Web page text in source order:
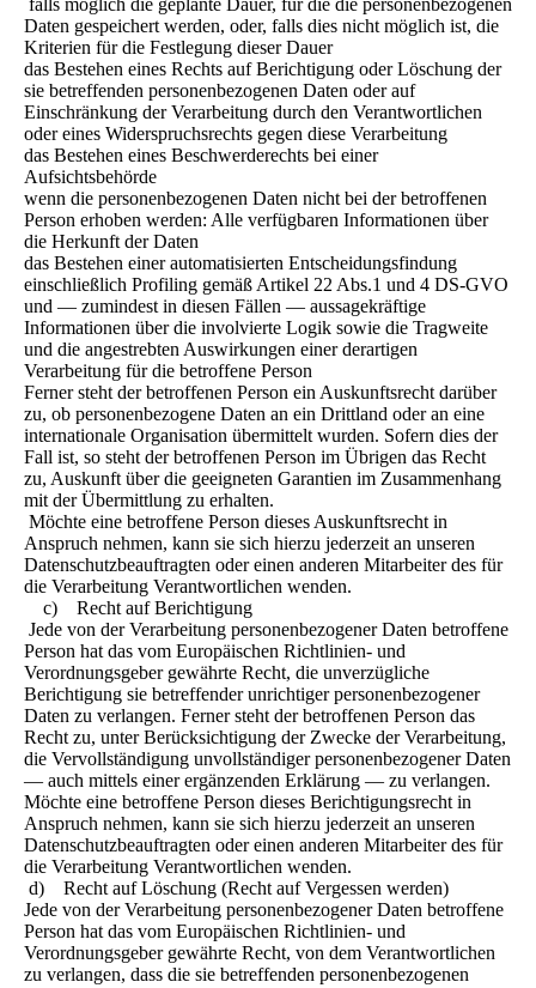
falls möglich die geplante Dauer, für die die personenbezogenen
Daten gespeichert werden, oder, falls dies nicht möglich ist, die
Kriterien für die Festlegung dieser Dauer
das Bestehen eines Rechts auf Berichtigung oder Löschung der
sie betreffenden personenbezogenen Daten oder auf
Einschränkung der Verarbeitung durch den Verantwortlichen
oder eines Widerspruchsrechts gegen diese Verarbeitung
das Bestehen eines Beschwerderechts bei einer
Aufsichtsbehörde
wenn die personenbezogenen Daten nicht bei der betroffenen
Person erhoben werden: Alle verfügbaren Informationen über
die Herkunft der Daten
das Bestehen einer automatisierten Entscheidungsfindung
einschließlich Profiling gemäß Artikel 22 Abs.1 und 4 DS-GVO
und — zumindest in diesen Fällen — aussagekräftige
Informationen über die involvierte Logik sowie die Tragweite
und die angestrebten Auswirkungen einer derartigen
Verarbeitung für die betroffene Person
Ferner steht der betroffenen Person ein Auskunftsrecht darüber
zu, ob personenbezogene Daten an ein Drittland oder an eine
internationale Organisation übermittelt wurden. Sofern dies der
Fall ist, so steht der betroffenen Person im Übrigen das Recht
zu, Auskunft über die geeigneten Garantien im Zusammenhang
mit der Übermittlung zu erhalten.
Möchte eine betroffene Person dieses Auskunftsrecht in
Anspruch nehmen, kann sie sich hierzu jederzeit an unseren
Datenschutzbeauftragten oder einen anderen Mitarbeiter des für
die Verarbeitung Verantwortlichen wenden.
c) Recht auf Berichtigung
Jede von der Verarbeitung personenbezogener Daten betroffene
Person hat das vom Europäischen Richtlinien- und
Verordnungsgeber gewährte Recht, die unverzügliche
Berichtigung sie betreffender unrichtiger personenbezogener
Daten zu verlangen. Ferner steht der betroffenen Person das
Recht zu, unter Berücksichtigung der Zwecke der Verarbeitung,
die Vervollständigung unvollständiger personenbezogener Daten
— auch mittels einer ergänzenden Erklärung — zu verlangen.
Möchte eine betroffene Person dieses Berichtigungsrecht in
Anspruch nehmen, kann sie sich hierzu jederzeit an unseren
Datenschutzbeauftragten oder einen anderen Mitarbeiter des für
die Verarbeitung Verantwortlichen wenden.
d) Recht auf Löschung (Recht auf Vergessen werden)
Jede von der Verarbeitung personenbezogener Daten betroffene
Person hat das vom Europäischen Richtlinien- und
Verordnungsgeber gewährte Recht, von dem Verantwortlichen
zu verlangen, dass die sie betreffenden personenbezogenen